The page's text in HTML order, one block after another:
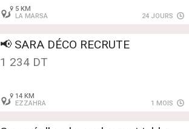
5 KM
LA MARSA
24 JOURS
📢 SARA DÉCO RECRUTE
1 234 DT
14 KM
EZZAHRA
1 MOIS